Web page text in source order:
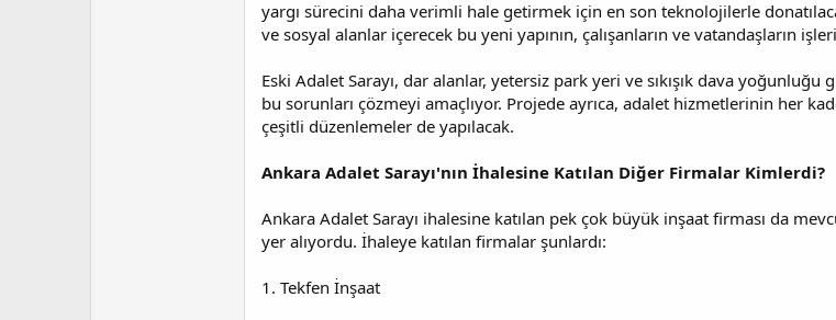
yargı sürecini daha verimli hale getirmek için en son teknolojilerle
ve sosyal alanlar içerecek bu yeni yapının, çalışanların ve vatandaşların
Eski Adalet Sarayı, dar alanlar, yetersiz park yeri ve sıkışık dava
bu sorunları çözmeyi amaçlıyor. Projede ayrıca, adalet hizmetlerinin her
çeşitli düzenlemeler de yapılacak.
Ankara Adalet Sarayı'nın İhalesine Katılan Diğer Firmalar Kimlerdi?
Ankara Adalet Sarayı ihalesine katılan pek çok büyük inşaat firması da
yer alıyordu. İhaleye katılan firmalar şunlardı:
1. Tekfen İnşaat